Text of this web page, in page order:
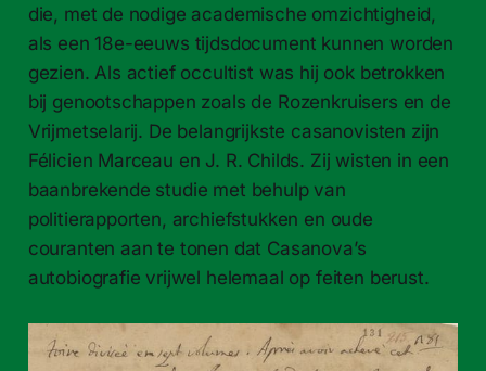
die, met de nodige academische omzichtigheid,
als een 18e-eeuws tijdsdocument kunnen worden
gezien. Als actief occultist was hij ook betrokken
bij genootschappen zoals de Rozenkruisers en de
Vrijmetselarij. De belangrijkste casanovisten zijn
Félicien Marceau en J. R. Childs. Zij wisten in een
baanbrekende studie met behulp van
politierapporten, archiefstukken en oude
couranten aan te tonen dat Casanova’s
autobiografie vrijwel helemaal op feiten berust.